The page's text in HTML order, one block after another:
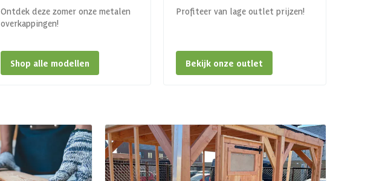
Ontdek deze zomer onze metalen
overkappingen!
Shop alle modellen
Profiteer van lage outlet prijzen!
Bekijk onze outlet